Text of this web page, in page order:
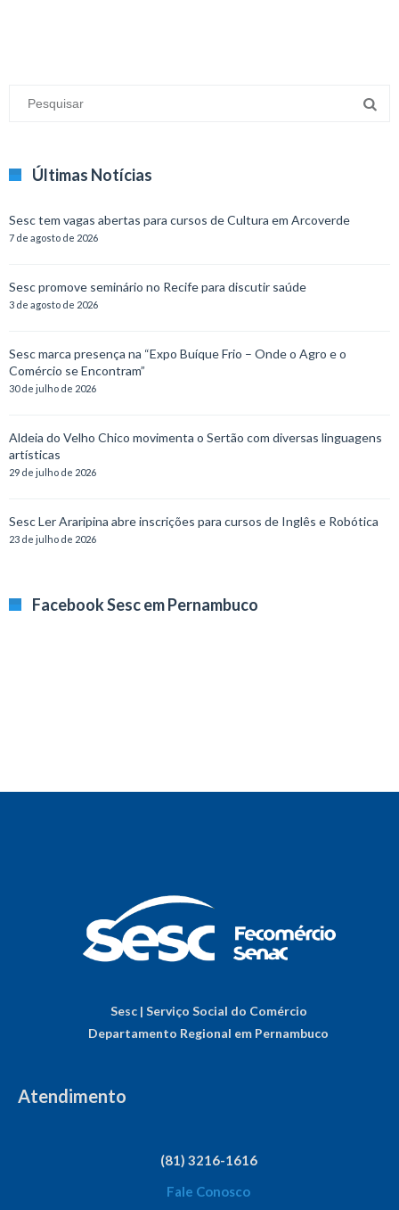
Últimas Notícias
Sesc tem vagas abertas para cursos de Cultura em Arcoverde
7 de agosto de 2026
Sesc promove seminário no Recife para discutir saúde
3 de agosto de 2026
Sesc marca presença na “Expo Buíque Frio – Onde o Agro e o
Comércio se Encontram”
30 de julho de 2026
Aldeia do Velho Chico movimenta o Sertão com diversas linguagens
artísticas
29 de julho de 2026
Sesc Ler Araripina abre inscrições para cursos de Inglês e Robótica
23 de julho de 2026
Facebook Sesc em Pernambuco
Sesc | Serviço Social do Comércio
Departamento Regional em Pernambuco
Atendimento
(81) 3216-1616
Fale Conosco